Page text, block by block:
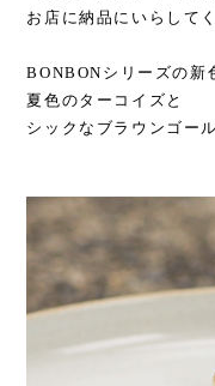
お店に納品にいらして
BONBONシリーズの新
夏色のターコイズと
シックなブラウンゴー